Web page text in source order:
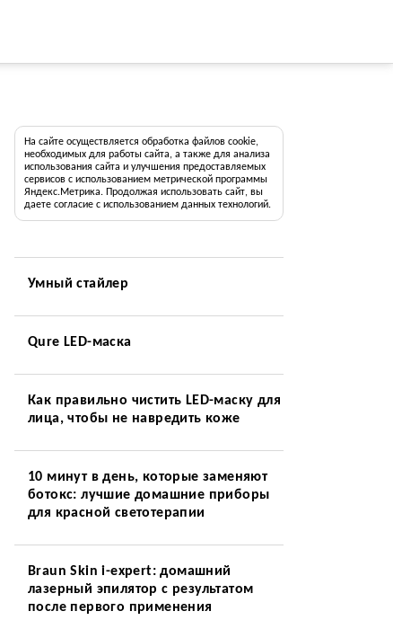
На сайте осуществляется обработка файлов cookie,
необходимых для работы сайта, а также для анализа
использования сайта и улучшения предоставляемых
сервисов с использованием метрической программы
Яндекс.Метрика. Продолжая использовать сайт, вы
даете согласие с использованием данных технологий.
Умный стайлер
Qure LED-маска
Как правильно чистить LED-маску для
лица, чтобы не навредить коже
10 минут в день, которые заменяют
ботокс: лучшие домашние приборы
для красной светотерапии
Braun Skin i-expert: домашний
лазерный эпилятор с результатом
после первого применения